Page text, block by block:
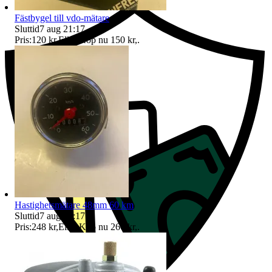
Fästbygel till vdo-mätare
Sluttid7 aug 21:17.
Pris:120 kr,Eller Köp nu 150 kr,.
Hastighetsmätare 48mm 60 km
Sluttid7 aug 21:17.
Pris:248 kr,Eller Köp nu 266 kr,.